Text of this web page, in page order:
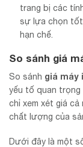
trang bị các
sự lựa chọn tốt
hạn chế.
So sánh giá
So sánh giá máy
yếu tố quan trọng
chỉ xem xét giá cả
chất lượng của
Dưới đây là một